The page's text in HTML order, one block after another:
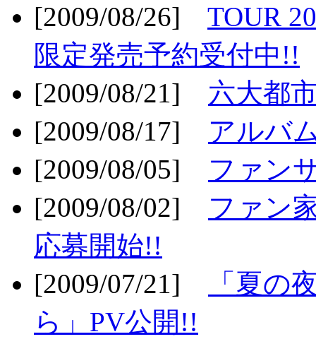
[2009/08/26] TOUR
限定発売予約受付中!!
[2009/08/21] 六大都
[2009/08/17] アルバ
[2009/08/05] ファン
[2009/08/02] ファン
応募開始!!
[2009/07/21]
「夏の
ら」PV公開!!